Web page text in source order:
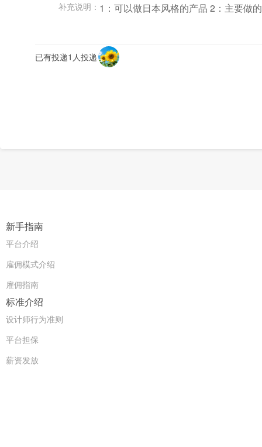
补充说明： 1：可以做日本风格的产品 2：主要做
已有投递1人投递
新手指南
平台介绍
雇佣模式介绍
雇佣指南
标准介绍
设计师行为准则
平台担保
薪资发放